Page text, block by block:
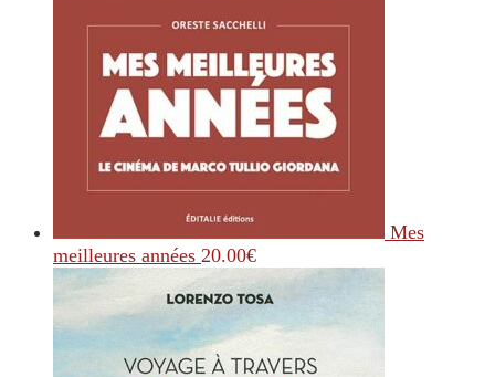
Mes
meilleures années 20.00€